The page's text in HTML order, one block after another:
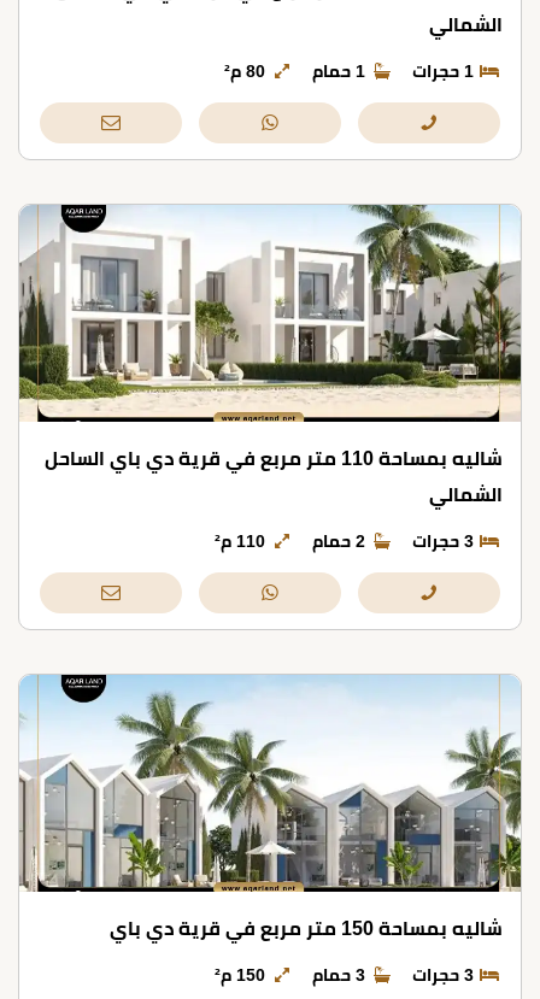
الشمالي
1 حجرات 1 حمام 80 م²
شاليه بمساحة 110 متر مربع في قرية دي باي الساحل
الشمالي
3 حجرات 2 حمام 110 م²
شاليه بمساحة 150 متر مربع في قرية دي باي
3 حجرات 3 حمام 150 م²